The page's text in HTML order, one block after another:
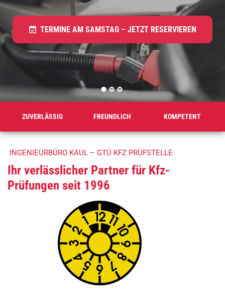
T
L
N
L
B
C
K
W
TERMINE AM SAMSTAG – JETZT RESERVIEREN
ZUVERLÄSSIG FREUNDLICH KOMPETENT
INGENIEURBÜRO KAUL – GTÜ KFZ PRÜFSTELLE
Ihr verlässlicher Partner für Kfz-
Prüfungen seit 1996